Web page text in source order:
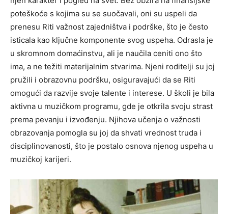
poteškoće s kojima su se suočavali, oni su uspeli da
prenesu Riti važnost zajedništva i podrške, što je često
isticala kao ključne komponente svog uspeha. Odrasla je
u skromnom domaćinstvu, ali je naučila ceniti ono što
ima, a ne težiti materijalnim stvarima. Njeni roditelji su joj
pružili i obrazovnu podršku, osiguravajući da se Riti
omogući da razvije svoje talente i interese. U školi je bila
aktivna u muzičkom programu, gde je otkrila svoju strast
prema pevanju i izvođenju. Njihova učenja o važnosti
obrazovanja pomogla su joj da shvati vrednost truda i
disciplinovanosti, što je postalo osnova njenog uspeha u
muzičkoj karijeri.